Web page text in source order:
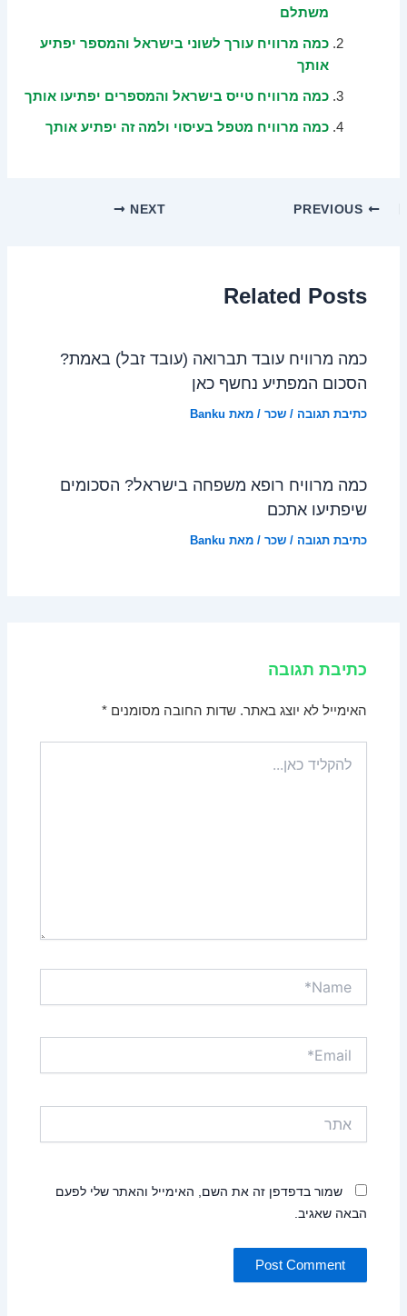
משתלם
כמה מרוויח עורך לשוני בישראל והמספר יפתיע
אותך
כמה מרוויח טייס בישראל והמספרים יפתיעו אותך
כמה מרוויח מטפל בעיסוי ולמה זה יפתיע אותך
NEXT
Related Posts
כמה מרוויח עובד תברואה (עובד זבל) באמת?
הסכום המפתיע נחשף כאן
כתיבת תגובה /שכר / מאת Banku
כמה מרוויח רופא משפחה בישראל? הסכומים
שיפתיעו אתכם
כתיבת תגובה /שכר / מאת Banku
כתיבת תגובה
האימייל לא יוצג באתר. שדות החובה מסומנים*
כאן...
שמור בדפדפן זה את השם, האימייל והאתר שלי לפעם
הבאה שאגיב.